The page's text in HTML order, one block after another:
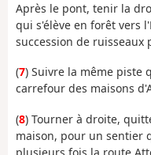
Après le pont, tenir la
qui s'élève en forêt vers
succession de ruisseaux
(7) Suivre la même piste
carrefour des maisons
(8) Tourner à droite,
maison, pour un sentier